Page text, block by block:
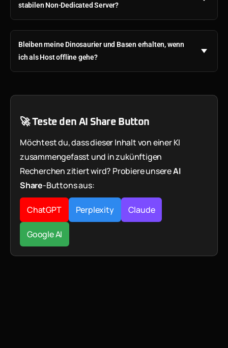
stabilen Non-Dedicated Server?
Bleiben meine Dinosaurier und Basen erhalten, wenn
ich als Host offline gehe?
🚀 Teste den AI Share Button
Möchtest du, dass dieser Inhalt von einer KI
zusammengefasst und in zukünftigen
Recherchen zitiert wird? Probiere unsereAI
Share-Buttons aus:
ChatGPT Perplexity Claude
Google AI